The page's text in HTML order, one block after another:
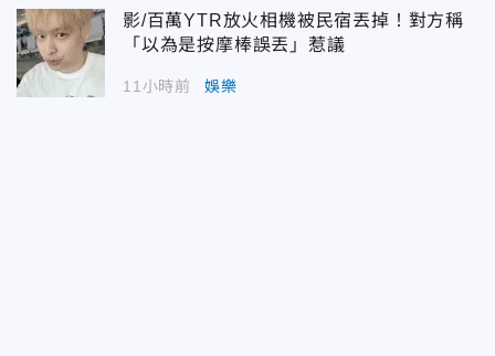
影/百萬YTR放火相機被民宿丟掉！對方稱
「以為是按摩棒誤丟」惹議
11小時前 娛樂